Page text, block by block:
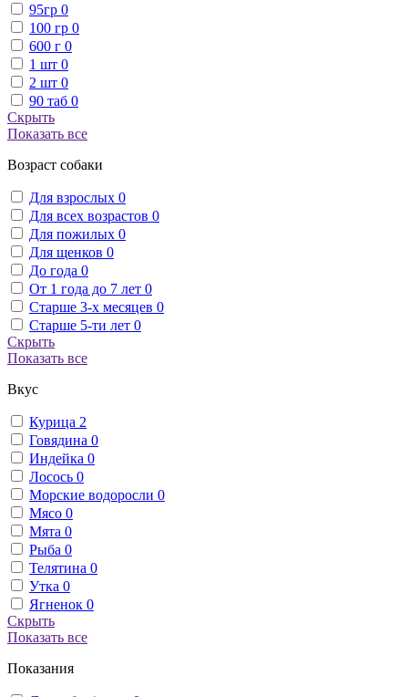
95гр 0
100 гр 0
600 г 0
1 шт 0
2 шт 0
90 таб 0
Скрыть
Показать все
Возраст собаки
Для взрослых 0
Для всех возрастов 0
Для пожилых 0
Для щенков 0
До года 0
От 1 года до 7 лет 0
Старше 3-х месяцев 0
Старше 5-ти лет 0
Скрыть
Показать все
Вкус
Курица 2
Говядина 0
Индейка 0
Лосось 0
Морские водоросли 0
Мясо 0
Мята 0
Рыба 0
Телятина 0
Утка 0
Ягненок 0
Скрыть
Показать все
Показания